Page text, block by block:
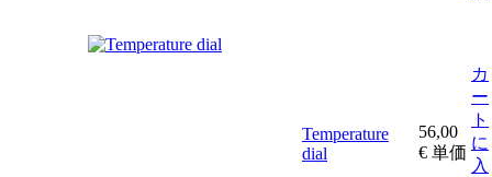
Temperature
dial
56,00
€ 単価
カ
ー
ト
に
入